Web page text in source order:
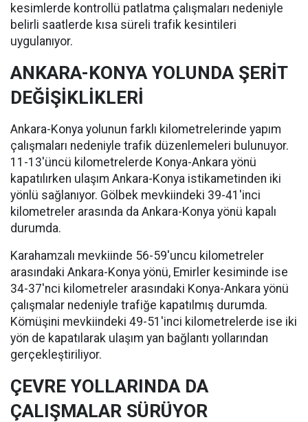
kesimlerde kontrollü patlatma çalışmaları nedeniyle
belirli saatlerde kısa süreli trafik kesintileri
uygulanıyor.
ANKARA-KONYA YOLUNDA ŞERİT
DEĞİŞİKLİKLERİ
Ankara-Konya yolunun farklı kilometrelerinde yapım
çalışmaları nedeniyle trafik düzenlemeleri bulunuyor.
11-13'üncü kilometrelerde Konya-Ankara yönü
kapatılırken ulaşım Ankara-Konya istikametinden iki
yönlü sağlanıyor. Gölbek mevkiindeki 39-41'inci
kilometreler arasında da Ankara-Konya yönü kapalı
durumda.
Karahamzalı mevkiinde 56-59'uncu kilometreler
arasındaki Ankara-Konya yönü, Emirler kesiminde ise
34-37'nci kilometreler arasındaki Konya-Ankara yönü
çalışmalar nedeniyle trafiğe kapatılmış durumda.
Kömüşini mevkiindeki 49-51'inci kilometrelerde ise iki
yön de kapatılarak ulaşım yan bağlantı yollarından
gerçekleştiriliyor.
ÇEVRE YOLLARINDA DA
ÇALIŞMALAR SÜRÜYOR